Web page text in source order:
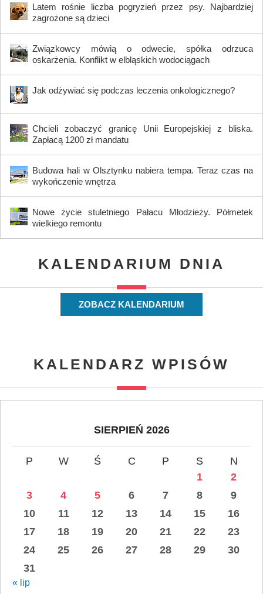
Latem rośnie liczba pogryzień przez psy. Najbardziej
zagrożone są dzieci
Związkowcy mówią o odwecie, spółka odrzuca
oskarżenia. Konflikt w elbląskich wodociągach
Jak odżywiać się podczas leczenia onkologicznego?
Chcieli zobaczyć granicę Unii Europejskiej z bliska.
Zapłacą 1200 zł mandatu
Budowa hali w Olsztynku nabiera tempa. Teraz czas na
wykończenie wnętrza
Nowe życie stuletniego Pałacu Młodzieży. Półmetek
wielkiego remontu
KALENDARIUM DNIA
ZOBACZ KALENDARIUM
KALENDARZ WPISÓW
SIERPIEŃ 2026
P W Ś C P S
N
1
2
3
4 5 6 7 8
9
10
11 12 13 14 15
16
17
18 19 20 21 22
23
24
25 26 27 28 29
30
31
« lip